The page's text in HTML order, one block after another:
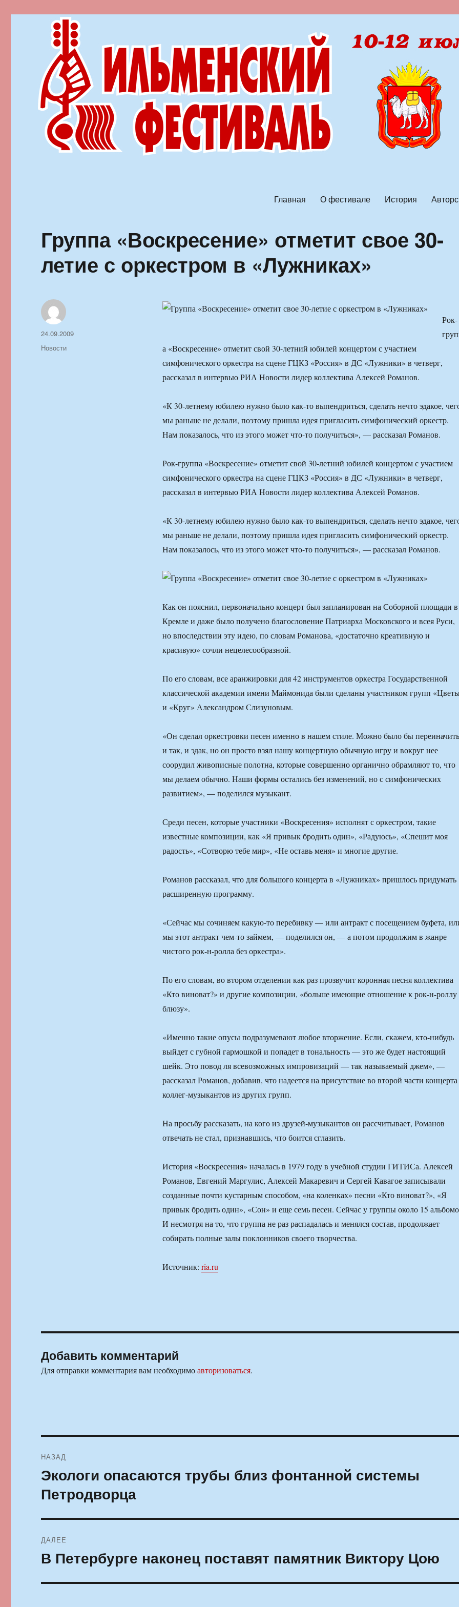
Главная О фестивале История
Группа «Воскресение» отметит свое 30-
летие с оркестром в «Лужниках»
Рок-
а «Воскресение» отметит свой 30-летний юбилей концертом с участием
симфонического оркестра на сцене ГЦКЗ «Россия» в ДС «Лужники» в четверг,
рассказал в интервью РИА Новости лидер коллектива Алексей Романов.
«К 30-летнему юбилею нужно было как-то выпендриться, сделать нечто эдакое,
мы раньше не делали, поэтому пришла идея пригласить симфонический оркестр.
Нам показалось, что из этого может что-то получиться», — рассказал Романов.
Рок-группа «Воскресение» отметит свой 30-летний юбилей концертом с участием
симфонического оркестра на сцене ГЦКЗ «Россия» в ДС «Лужники» в четверг,
рассказал в интервью РИА Новости лидер коллектива Алексей Романов.
«К 30-летнему юбилею нужно было как-то выпендриться, сделать нечто эдакое,
мы раньше не делали, поэтому пришла идея пригласить симфонический оркестр.
Нам показалось, что из этого может что-то получиться», — рассказал Романов.
Как он пояснил, первоначально концерт был запланирован на Соборной площади в
Кремле и даже было получено благословение Патриарха Московского и всея Руси,
но впоследствии эту идею, по словам Романова, «достаточно креативную и
красивую» сочли нецелесообразной.
По его словам, все аранжировки для 42 инструментов оркестра Государственной
классической академии имени Маймонида были сделаны участником групп
и «Круг» Александром Слизуновым.
«Он сделал оркестровки песен именно в нашем стиле. Можно было бы переиначить
и так, и эдак, но он просто взял нашу концертную обычную игру и вокруг нее
соорудил живописные полотна, которые совершенно органично обрамляют то, что
мы делаем обычно. Наши формы остались без изменений, но с симфонических
развитием», — поделился музыкант.
Среди песен, которые участники «Воскресения» исполнят с оркестром, такие
известные композиции, как «Я привык бродить один», «Радуюсь», «Спешит моя
радость», «Сотворю тебе мир», «Не оставь меня» и многие другие.
Романов рассказал, что для большого концерта в «Лужниках» пришлось придумать
расширенную программу.
«Сейчас мы сочиняем какую-то перебивку — или антракт с посещением буфета,
мы этот антракт чем-то займем, — поделился он, — а потом продолжим в жанре
чистого рок-н-ролла без оркестра».
По его словам, во втором отделении как раз прозвучит коронная песня коллектива
«Кто виноват?» и другие композиции, «больше имеющие отношение к рок-н-роллу
блюзу».
«Именно такие опусы подразумевают любое вторжение. Если, скажем, кто-нибудь
выйдет с губной гармошкой и попадет в тональность — это же будет настоящий
шейк. Это повод ля всевозможных импровизаций — так называемый джем», —
рассказал Романов, добавив, что надеется на присутствие во второй части концерта
коллег-музыкантов из других групп.
На просьбу рассказать, на кого из друзей-музыкантов он рассчитывает, Романов
отвечать не стал, признавшись, что боится сглазить.
История «Воскресения» началась в 1979 году в учебной студии ГИТИСа. Алексей
Романов, Евгений Маргулис, Алексей Макаревич и Сергей Кавагое записывали
созданные почти кустарным способом, «на коленках» песни «Кто виноват?», «Я
привык бродить один», «Сон» и еще семь песен. Сейчас у группы около 15
И несмотря на то, что группа не раз распадалась и менялся состав, продолжает
собирать полные залы поклонников своего творчества.
Источник: ria.ru
Автор
Опубликовано
24.09.2009
Рубрики
Новости
Добавить комментарий
Для отправки комментария вам необходимоавторизоваться.
по
записям
НАЗАД
Предыдущая
Экологи опасаются трубы близ фонтанной системы
Петродворца
ДАЛЕЕ
Следующая
В Петербурге наконец поставят памятник Виктору Цою